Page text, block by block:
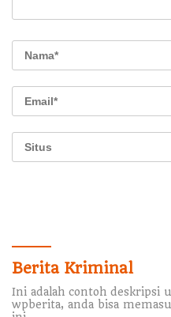
Berita Kriminal
Ini adalah contoh deskripsi
wpberita, anda bisa